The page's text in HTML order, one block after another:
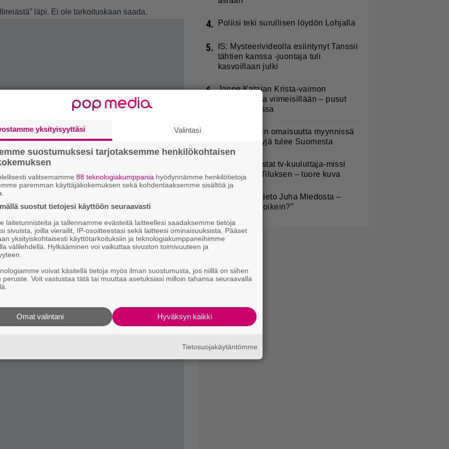
läpi. Ei ole tarkoituskaan saada.
Tai voithan työntää pillin kuppiin otettuasi
Hesellä: Mikä näky!
4. Poliisi teki surullisen löydön Lohjalla
5.
IS: Mysteerivideolla esiintynyt Tanssii
tähtien kanssa -juontaja tuli
kasvoillaan julki
6. Janne Katajan Krista-vaimon
raskausvatsa viimeisillään – pusut
Puuhaparkissa
Sofia Belórfin omaisuutta myynnissä
– jälleenmyyjä tulee Suomesta
Vieläkö muistat tv-kuuluttaja-missi
Anna-Liisa Tiluksen – tuore kuva
Pysäyttävä tieto Juha Miedosta –
”Onko tämä oikein?”
yksityisyyttäsi Valintasi
suostumuksesi tarjotaksemme henkilökohtaisen
valitsemamme 88 teknologiakumppania hyödynnämme henkilötietoja
paremman käyttäjäkokemuksen sekä kohdentaaksemme sisältöä ja
suostut tietojesi käyttöön seuraavasti
laitetunnisteita ja tallennamme evästeitä laitteellesi saadaksemme tietoja
sivuista, joilla vierailit, IP-osoitteestasi sekä laitteesi ominaisuuksista. Pääset
yksityiskohtaisesti käyttötarkoituksiin ja teknologiakumppaneihimme
välilehdellä. Hylkääminen voi vaikuttaa sivuston toimivuuteen ja
voivat käsitellä tietoja myös ilman suostumusta, jos niillä on siihen
peruste. Voit vastustaa tätä tai muuttaa asetuksiasi milloin tahansa seuraavalla
Hyväksyn kaikki
Omat valintani
Tietosuojakäytäntömme